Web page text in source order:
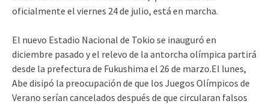
oficialmente el viernes 24 de julio, está en marcha.
El nuevo Estadio Nacional de Tokio se inauguró en
diciembre pasado y el relevo de la antorcha olímpica partirá
desde la prefectura de Fukushima el 26 de marzo.El lunes,
Abe disipó la preocupación de que los Juegos Olímpicos de
Verano serían cancelados después de que circularan falsos